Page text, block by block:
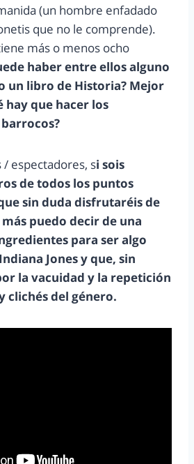
(un hombre enfadado
que no le comprende).
más o menos ocho
haber entre ellos alguno
un libro de Historia? Mejor
hay que hacer los
espectadores, si sois
de todos los puntos
sin duda disfrutaréis de
puedo decir de una
para ser algo
Jones y que, sin
la vacuidad y la repetición
clichés del género.